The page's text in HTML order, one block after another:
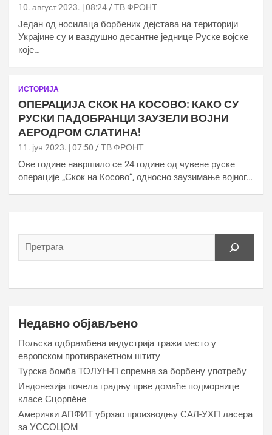
10. август 2023. | 08:24 ТВ ФРОНТ
Један од носилаца борбених дејстава на територији
Украјине су и ваздушно десантне једнице Руске војске
које…
ИСТОРИЈА
ОПЕРАЦИЈА СКОК НА КОСОВО: КАКО СУ
РУСКИ ПАДОБРАНЦИ ЗАУЗЕЛИ ВОЈНИ
АЕРОДРОМ СЛАТИНА!
11. јун 2023. | 07:50 ТВ ФРОНТ
Ове године навршило се 24 године од чувене руске
операције „Скок на Косово“, односно заузимање војног…
Недавно објављено
Пољска одбрамбена индустрија тражи место у
европском противракетном штиту
Турска бомба ТОЛУН-П спремна за борбену употребу
Индонезија почела градњу прве домаће подморнице
класе Сцорпèне
Амерички АПФИТ убрзао производњу САЛ-УХП ласера
за УССОЦОМ